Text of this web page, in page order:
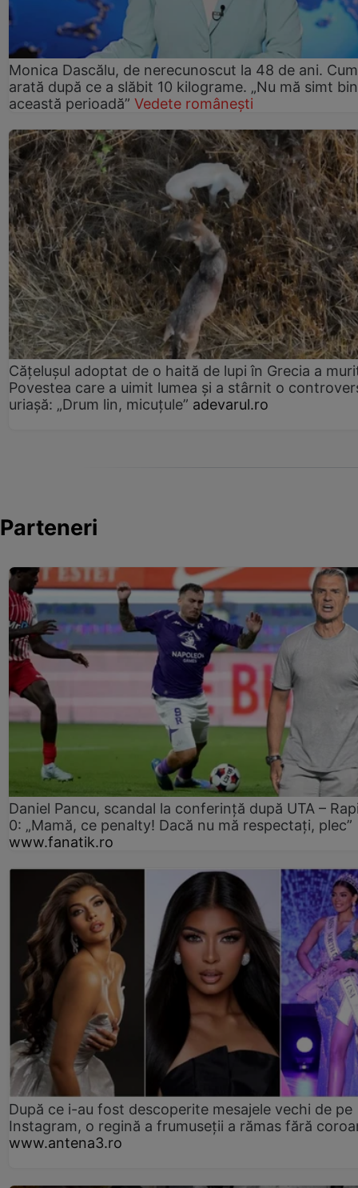
Monica Dascălu, de nerecunoscut la 48 de ani. Cum
arată după ce a slăbit 10 kilograme. „Nu mă simt
această perioadă” Vedete românești
Cățelușul adoptat de o haită de lupi în Grecia a
Povestea care a uimit lumea și a stârnit o
uriașă: „Drum lin, micuțule” adevarul.ro
Parteneri
Daniel Pancu, scandal la conferință după UTA –
0: „Mamă, ce penalty! Dacă nu mă respectați, plec”
www.fanatik.ro
După ce i-au fost descoperite mesajele vechi de pe
Instagram, o regină a frumuseții a rămas fără
www.antena3.ro